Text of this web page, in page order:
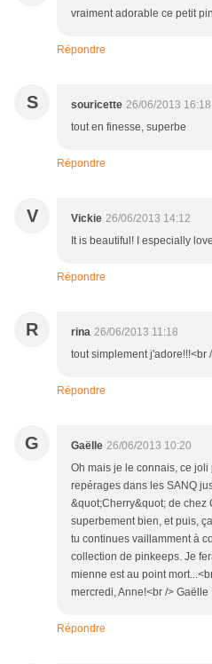
vraiment adorable ce petit
Répondre
S souricette 26/06/2013 16:18
tout en finesse, superbe
Répondre
V Vickie 26/06/2013 14:12
It is beautiful! I especially
Répondre
R rina 26/06/2013 11:18
tout simplement j'adore!!!<br
Répondre
G Gaëlle 26/06/2013 10:20
Oh mais je le connais, ce
repérages dans les SANQ
&quot;Cherry&quot; de chez
superbement bien, et puis,
tu continues vaillamment à
collection de pinkeeps. Je
mienne est au point
mercredi, Anne!<br /> Gaëlle
Répondre